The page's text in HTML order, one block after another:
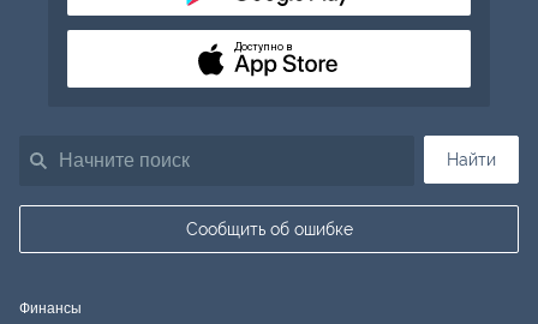
Найти
Сообщить об ошибке
Доступно в
Финансы